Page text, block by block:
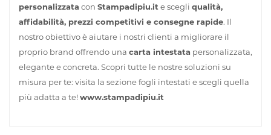
personalizzata con Stampadipiu.it e scegli qualità,
affidabilità, prezzi competitivi e consegne rapide. Il
nostro obiettivo è aiutare i nostri clienti a migliorare il
proprio brand offrendo una carta intestata personalizzata,
elegante e concreta. Scopri tutte le nostre soluzioni su
misura per te: visita la sezione fogli intestati e scegli quella
più adatta a te!www.stampadipiu.it